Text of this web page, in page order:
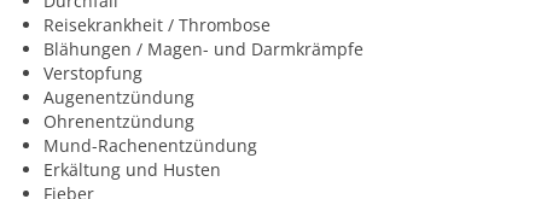
Reisekrankheit / Thrombose
Blähungen / Magen- und Darmkrämpfe
Verstopfung
Augenentzündung
Ohrenentzündung
Mund-Rachenentzündung
Erkältung und Husten
Fieber